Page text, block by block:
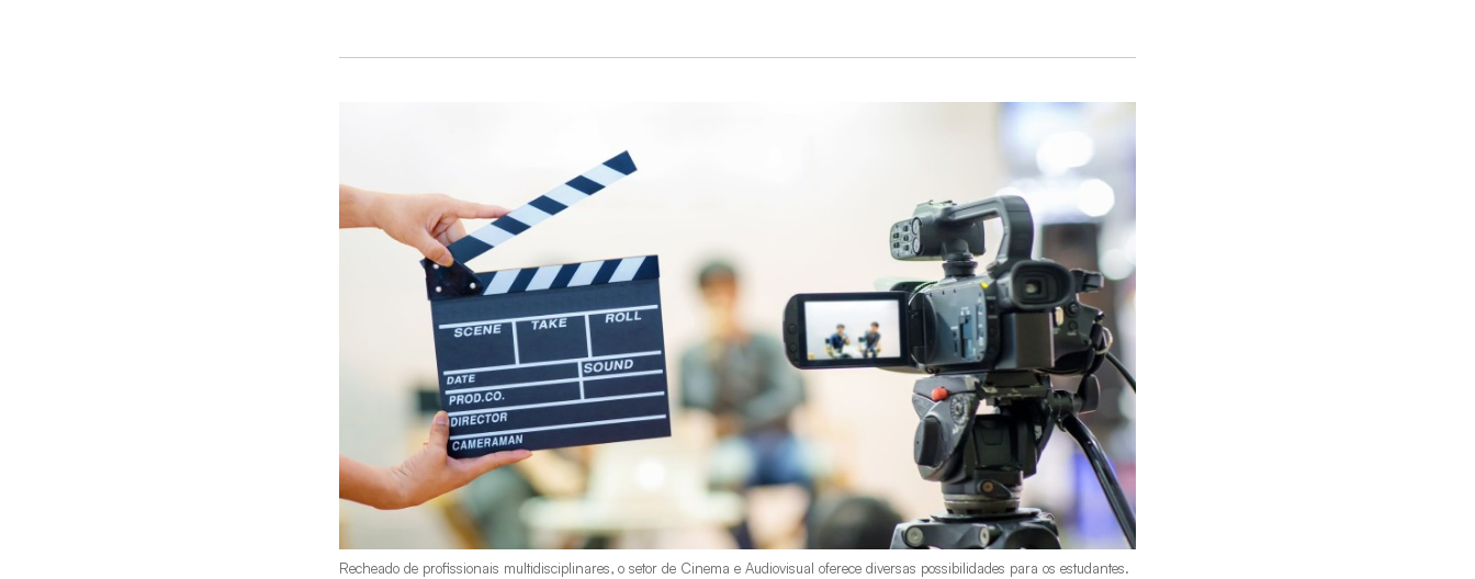
Recheado de profissionais multidisciplinares, o setor de Cinema e Audiovisual oferece diversas possibilidades para os estudantes.